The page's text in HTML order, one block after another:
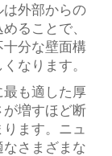
外部からの
ることで、
分な壁面構
なります。
も適した厚
増すほど断
ます。ニュ
さまざまな